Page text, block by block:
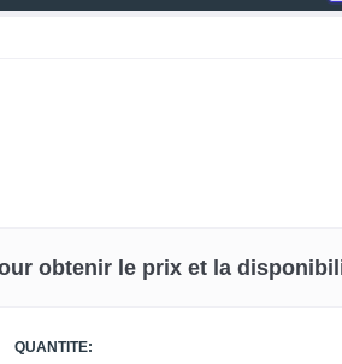
obtenir le prix et la
QUANTITE: